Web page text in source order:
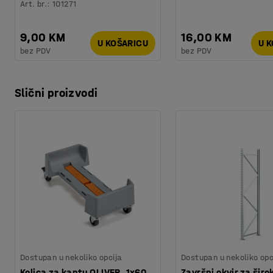
Art. br.:101271
9,00 KM
bez PDV
U KOŠARICU 16,00 KM
bez PDV
U
Slični proizvodi
Dostupan u nekoliko opcija Dostupan u nekoliko